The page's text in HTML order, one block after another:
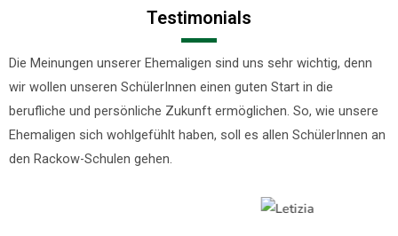
Testimonials
Die Meinungen unserer Ehemaligen sind uns sehr wichtig, denn
wir wollen unseren SchülerInnen einen guten Start in die
berufliche und persönliche Zukunft ermöglichen. So, wie unsere
Ehemaligen sich wohlgefühlt haben, soll es allen SchülerInnen an
den Rackow-Schulen gehen.